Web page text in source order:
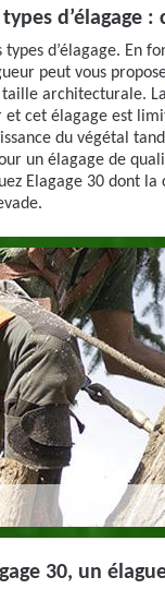
d’élagage
types d’élagage. En
peut vous
taille architecturale.
et cet élagage est
du végétal
un élagage de
Elagage 30 dont
30, un